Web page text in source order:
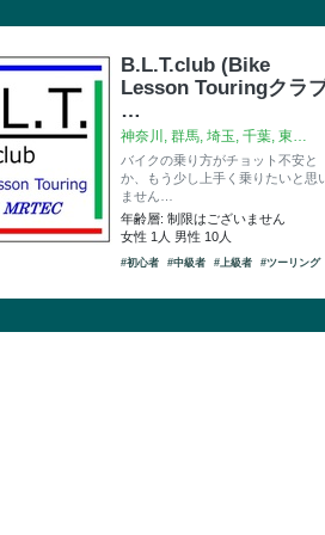
B.L.T.club (Bike
Lesson Touringクラ
…
神奈川, 群馬, 埼玉, 千葉, 東…
バイクの乗り方がチョット不安と
か、もう少し上手く乗りたいと思
ません…
年齢層: 制限はございません
女性 1人 男性 10人
#初心者 #中級者 #上級者 #ツーリング